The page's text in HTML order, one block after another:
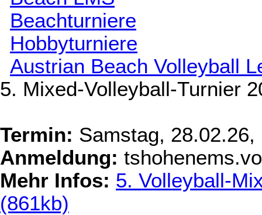
Beachturniere
Hobbyturniere
Austrian Beach Volleyball
5. Mixed-Volleyball-Turnier
Termin: Samstag, 28.02.26,
Anmeldung:
Mehr Infos: 5. Volleyball-
(861kb)